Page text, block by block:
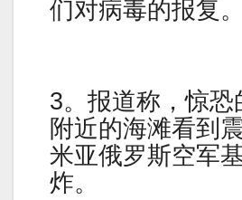
们对病毒的报复
3。报道称，惊恐
附近的海滩看到
米亚俄罗斯空军
炸。